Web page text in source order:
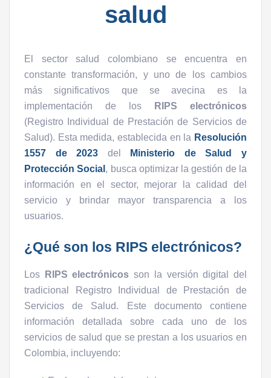
salud
El sector salud colombiano se encuentra en
constante transformación, y uno de los cambios
más significativos que se avecina es la
implementación de los
RIPS electrónicos
(Registro Individual de Prestación de Servicios de
Salud). Esta medida, establecida en la Resolución
1557 de 2023 del
Ministerio de Salud y
Protección Social , busca optimizar la gestión de la
información en el sector, mejorar la calidad del
servicio y brindar mayor transparencia a los
usuarios.
¿Qué son los RIPS electrónicos?
Los RIPS electrónicos son la versión digital del
tradicional Registro Individual de Prestación de
Servicios de Salud. Este documento contiene
información detallada sobre cada uno de los
servicios de salud que se prestan a los usuarios en
Colombia, incluyendo: